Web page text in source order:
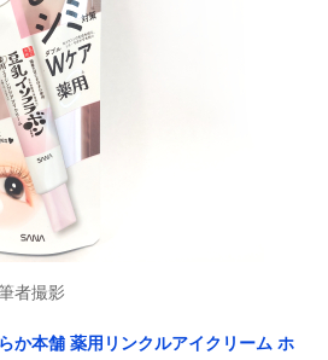
者撮影
か本舗 薬用リンクルアイクリーム ホ